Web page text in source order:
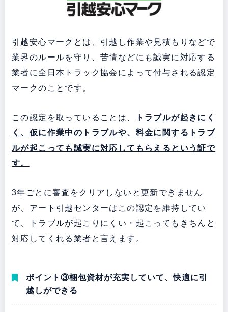
引越安心マークとは、引越し作業や見積もりなどで
業界のルールを守り、苦情などにも誠実に対応する
業者に全日本トラック協会によって付与される認定
マークのことです。
この認定を取っていることは、
トラブルが起きにく
く、仮に作業中のトラブルや、 料金に関するトラブ
ルが起こっても誠実に対応してもらえるという証で
す。
3年ごとに審査をクリアしないと更新できません
が、アート引越センターはこの認定を維持してい
て、トラブルが起こりにくい・起こってもきちんと
対応してくれる業者と言えます。
ポイント③梱包資材が充実していて、快適に引
越しができる